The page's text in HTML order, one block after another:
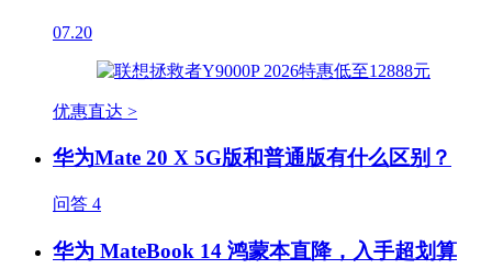
07.20
优惠直达 >
华为Mate 20 X 5G版和普通版有什么区别？
问答 4
华为 MateBook 14 鸿蒙本直降，入手超划算